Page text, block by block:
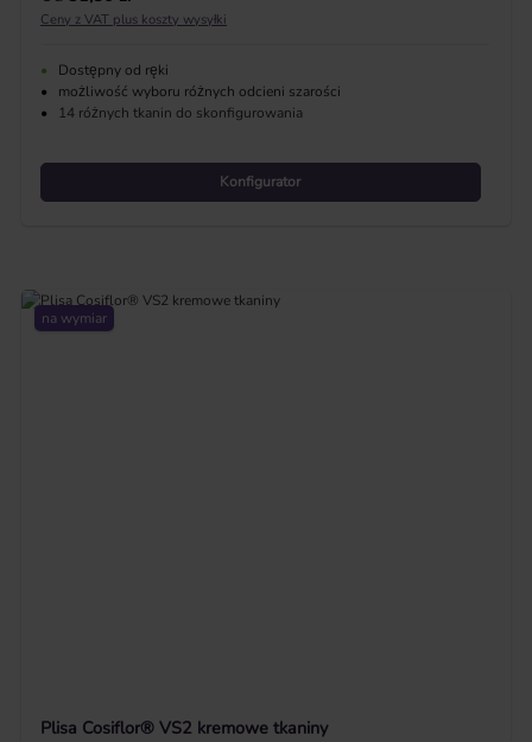
Ceny z VAT plus koszty wysyłki
•
Dostępny od ręki
•
możliwość wyboru różnych odcieni szarości
•
14 różnych tkanin do skonfigurowania
Konfigurator
na wymiar
Plisa Cosiflor® VS2 kremowe tkaniny